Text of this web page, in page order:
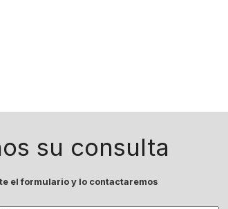
su consulta
el formulario y lo contactaremos